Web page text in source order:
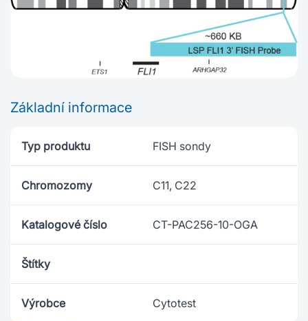
Základní informace
Typ produktu FISH sondy
Chromozomy C11, C22
Katalogové číslo CT-PAC256-10-OGA
Štítky
Výrobce Cytotest